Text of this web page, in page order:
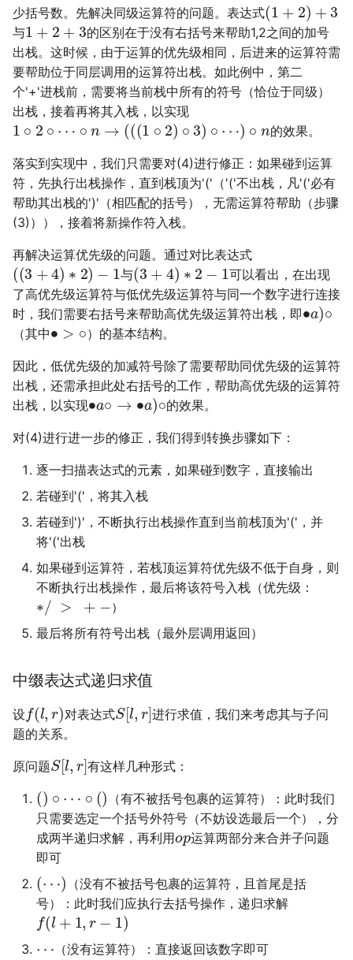
少括号数。先解决同级运算符的问题。表达式
与1+ 2+3
的区别在于没有右括号来帮助1,2之间的加号
出栈。这时候，由于运算的优先级相同，后进来的运算符需
要帮助位于同层调用的运算符出栈。如此例中，第二
个'+'进栈前，需要将当前栈中所有的符号（恰位于同级）
出栈，接着再将其入栈，以实现
1∘2∘ ⋯ ∘n→(((1∘2) ∘3)∘⋯) 的效果。
落实到实现中，我们只需要对(4)进行修正：如果碰到运算
符，先执行出栈操作，直到栈顶为'('（'('不出栈，凡'('必有
帮助其出栈的')'（相匹配的括号），无需运算符帮助（步骤
(3)）），接着将新操作符入栈。
再解决运算优先级的问题。通过对比表达式
((3+4)∗ 2)−1 与(3+ 4)∗2−1
可以看出，在出现
了高优先级运算符与低优先级运算符与同一个数字进行连接
时，我们需要右括号来帮助高优先级运算符出栈，即 ∙a)∘
（其中 ∙>∘ ）的基本结构。
因此，低优先级的加减符号除了需要帮助同优先级的运算符
出栈，还需承担此处右括号的工作，帮助高优先级的运算符
出栈，以实现∙a∘→ ∙a)∘ 的效果。
对(4)进行进一步的修正，我们得到转换步骤如下：
逐一扫描表达式的元素，如果碰到数字，直接输出
若碰到'('，将其入栈
若碰到')'，不断执行出栈操作直到当前栈顶为'('，并
将'('出栈
如果碰到运算符，若栈顶运算符优先级不低于自身，则
不断执行出栈操作，最后将该符号入栈（优先级：
∗/ > +−
）
最后将所有符号出栈（最外层调用返回）
中缀表达式递归求值
设 f(l, 对表达式 S[l ]进行求值，我们来考虑其与子问
题的关系。
原问题 S[l ]有这样几种形式：
()
（有不被括号包裹的运算符）：此时我们
只需要选定一个括号外符号（不妨设选最后一个），分
成两半递归求解，再利用 op运算两部分来合并子问题
即可
( )
（没有不被括号包裹的运算符，且首尾是括
号）：此时我们应执行去括号操作，递归求解
f(l+ 1, r−1)
（没有运算符）：直接返回该数字即可